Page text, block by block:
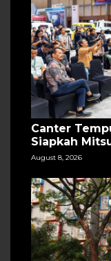
Canter
Siapkah
August 8, 2026